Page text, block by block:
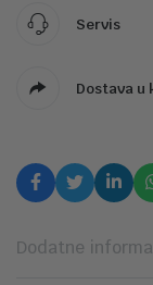
Servis
Dostava u
Dodatne